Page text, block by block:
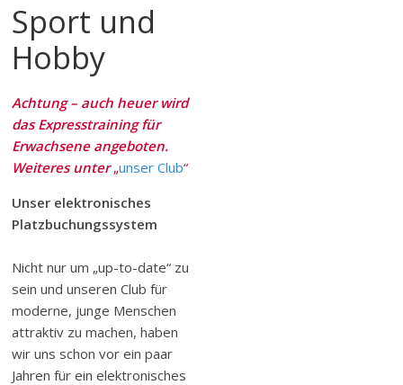
Sport und
Hobby
Achtung – auch heuer wird
das Expresstraining für
Erwachsene angeboten.
Weiteres unter „unser Club“
Unser elektronisches
Platzbuchungssystem
Nicht nur um „up-to-date“ zu
sein und unseren Club für
moderne, junge Menschen
attraktiv zu machen, haben
wir uns schon vor ein paar
Jahren für ein elektronisches